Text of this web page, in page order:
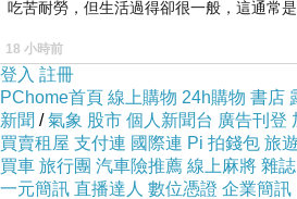
吃苦耐勞，但生活過得卻很一般，這通常是
18 小時前
登入 註冊
PChome首頁 線上購物 24h購物 書店
新聞 /氣象 股市 個人新聞台 廣告刊登
買賣租屋 支付連 國際連 Pi 拍錢包 旅遊
買車 旅行團 汽車險推薦 線上麻將 雜誌
一元簡訊 直播達人 數位憑證 企業簡訊